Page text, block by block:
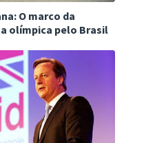
O marco da
olímpica pelo Brasil